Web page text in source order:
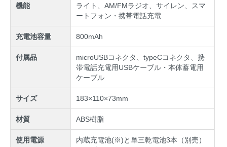
機能
ライト、AM/FMラジオ、サイレン、スマ
ートフォン・携帯電話充電
充電池容量 800mAh
付属品
microUSBコネクタ、typeCコネクタ、携
帯電話充電用USBケーブル・本体蓄電用
ケーブル
サイズ 183×110×73mm
材質 ABS樹脂
使用電源
内蔵充電池(※)と単三乾電池3本（別売）